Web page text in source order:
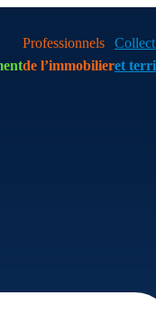
Professionnels
de l’immobilieret